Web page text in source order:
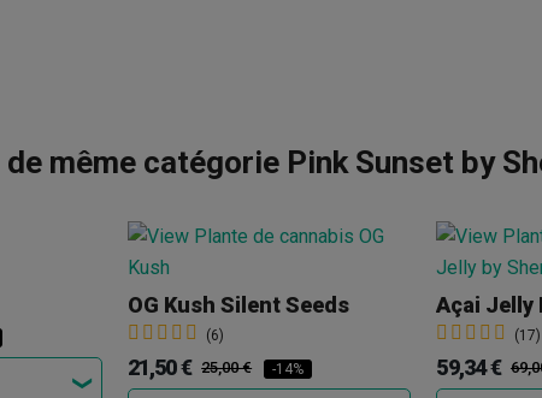
même catégorie Pink Sunset by
OG Kush Silent Seeds
(6)
21,50 € 25,00 € -14%
Açai Jelly
(17)
59,34 €